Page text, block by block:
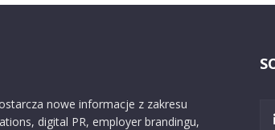
nowe informacje z zakresu
digital PR, employer brandingu,